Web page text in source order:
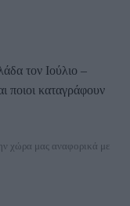
τον Ιούλιο –
ποιοι καταγράφουν
χώρα μας αναφορικά με